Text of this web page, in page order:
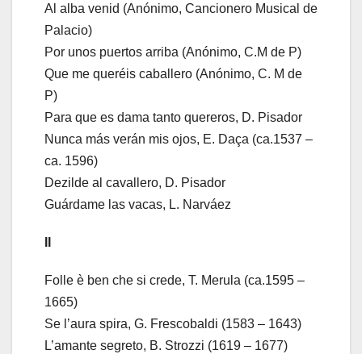
Al alba venid (Anónimo, Cancionero Musical de
Palacio)
Por unos puertos arriba (Anónimo, C.M de P)
Que me queréis caballero (Anónimo, C. M de
P)
Para que es dama tanto quereros, D. Pisador
Nunca más verán mis ojos, E. Daça (ca.1537 –
ca. 1596)
Dezilde al cavallero, D. Pisador
Guárdame las vacas, L. Narváez
Folle è ben che si crede, T. Merula (ca.1595 –
1665)
Se l’aura spira, G. Frescobaldi (1583 – 1643)
L’amante segreto, B. Strozzi (1619 – 1677)